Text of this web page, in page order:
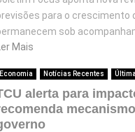
para o crescimento
sob
Mais
Economia Notícias Recentes
alerta para